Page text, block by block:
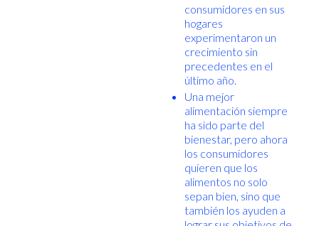
consumidores en sus
hogares
experimentaron un
crecimiento sin
precedentes en el
último año.
Una mejor
alimentación siempre
ha sido parte del
bienestar, pero ahora
los consumidores
quieren que los
alimentos no solo
sepan bien, sino que
también los ayuden a